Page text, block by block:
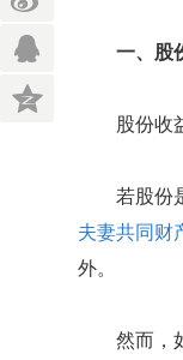
一、股
股份收
若股份
夫妻共同财
外。
然而，